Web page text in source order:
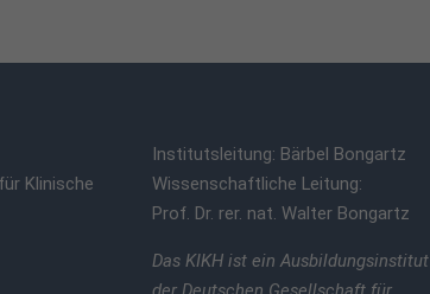
Klinische
Institutsleitung: Bärbel Bongartz
Wissenschaftliche Leitung:
Prof. Dr. rer. nat. Walter Bongartz
Das KIKH ist ein Ausbildungsinstitut